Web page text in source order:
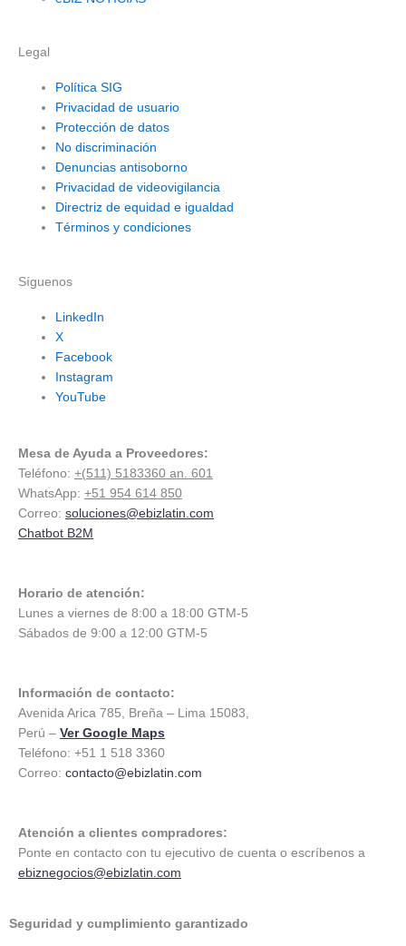
Legal
Política SIG
Privacidad de usuario
Protección de datos
No discriminación
Denuncias antisoborno
Privacidad de videovigilancia
Directriz de equidad e igualdad
Términos y condiciones
Síguenos
LinkedIn
X
Facebook
Instagram
YouTube
Mesa de Ayuda a Proveedores:
Teléfono: +(511) 5183360 an. 601
WhatsApp: +51 954 614 850
Correo: soluciones@ebizlatin.com
Chatbot B2M
Horario de atención:
Lunes a viernes de 8:00 a 18:00 GTM-5
Sábados de 9:00 a 12:00 GTM-5
Información de contacto:
Avenida Arica 785, Breña – Lima 15083,
Perú – Ver Google Maps
Teléfono: +51 1 518 3360
Correo: contacto@ebizlatin.com
Atención a clientes compradores:
Ponte en contacto con tu ejecutivo de cuenta o escríbenos a
ebiznegocios@ebizlatin.com
Seguridad y cumplimiento garantizado